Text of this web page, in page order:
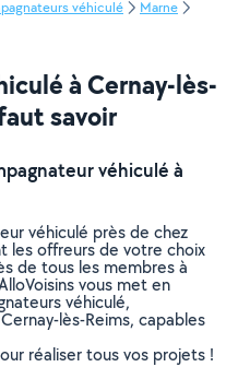
véhiculé
Marne
à Cernay-lès-
savoir
véhiculé à
véhiculé près de chez
les offreurs de votre choix
de tous les membres à
vous met en
véhiculé,
lès-Reims, capables
réaliser tous vos projets !